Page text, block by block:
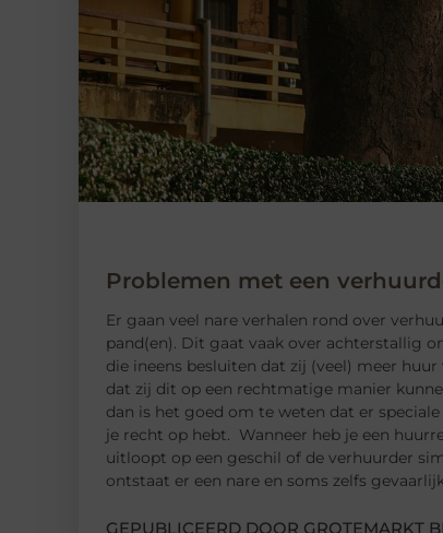
Problemen met een
Er gaan veel nare verhalen rond over
pand(en). Dit gaat vaak over achterstallig
die ineens besluiten dat zij (veel) meer
dat zij dit op een rechtmatige manier
dan is het goed om te weten dat er
je recht op hebt. Wanneer heb je een
uitloopt op een geschil of de verhuurder
ontstaat er een nare en soms zelfs
GEPUBLICEERD DOOR GROTEMARKT